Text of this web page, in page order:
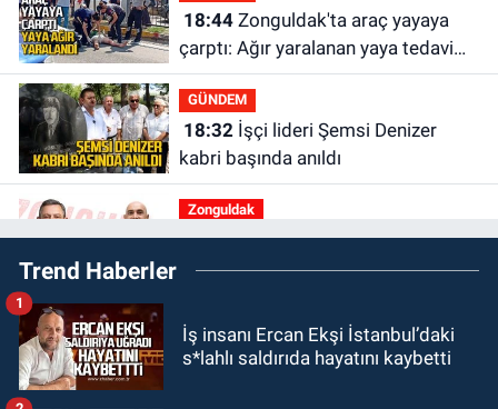
18:44Zonguldak'ta araç yayaya
çarptı: Ağır yaralanan yaya tedavi
altına alındı
GÜNDEM
18:32İşçi lideri Şemsi Denizer
kabri başında anıldı
Zonguldak
16:39YENİ Parti Zonguldak'ta
Kurucu İl Yönetim Kurulu belli oldu
15:103. Lig 1. Grup’ta program
Trend Haberler
İş insanı Ercan Ekşi İstanbul’daki
s*lahlı saldırıda hayatını kaybetti
1